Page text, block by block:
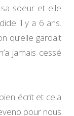
soeur et elle
il y a 6 ans.
qu’elle gardait
jamais cessé
écrit et cela
pour nous